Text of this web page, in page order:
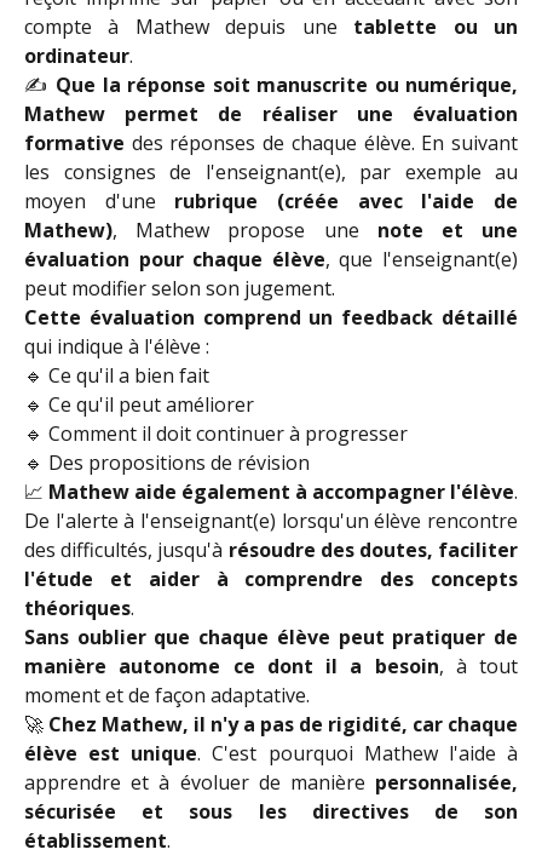
compte à Mathew depuis une tablette ou un
ordinateur.
✍️ Que la réponse soit manuscrite ou numérique,
Mathew permet de réaliser une évaluation
formative des réponses de chaque élève. En suivant
les consignes de l'enseignant(e), par exemple au
moyen d'une rubrique (créée avec l'aide de
Mathew), Mathew propose une note et une
évaluation pour chaque élève, que l'enseignant(e)
peut modifier selon son jugement.
Cette évaluation comprend un feedback détaillé
qui indique à l'élève :
🔹 Ce qu'il a bien fait
🔹 Ce qu'il peut améliorer
🔹 Comment il doit continuer à progresser
🔹 Des propositions de révision
📈 Mathew aide également à accompagner l'élève.
De l'alerte à l'enseignant(e) lorsqu'un élève rencontre
des difficultés, jusqu'à résoudre des doutes, faciliter
l'étude et aider à comprendre des concepts
théoriques.
Sans oublier que chaque élève peut pratiquer de
manière autonome ce dont il a besoin, à tout
moment et de façon adaptative.
🚀 Chez Mathew, il n'y a pas de rigidité, car chaque
élève est unique. C'est pourquoi Mathew l'aide à
apprendre et à évoluer de manière personnalisée,
sécurisée et sous les directives de son
établissement.